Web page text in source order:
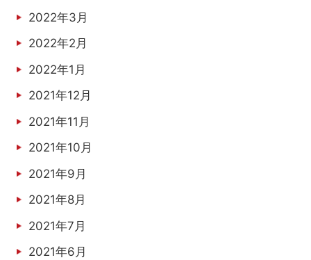
2022年3月
2022年2月
2022年1月
2021年12月
2021年11月
2021年10月
2021年9月
2021年8月
2021年7月
2021年6月